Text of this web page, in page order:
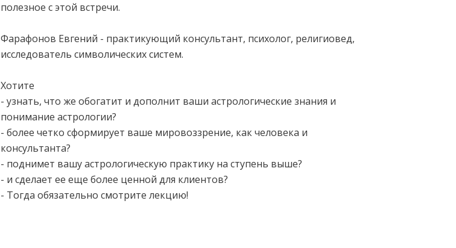
полезное с этой встречи.
Фарафонов Евгений - практикующий консультант, психолог, религиовед,
исследователь символических систем.
Хотите
- узнать, что же обогатит и дополнит ваши астрологические знания и
понимание астрологии?
- более четко сформирует ваше мировоззрение, как человека и
консультанта?
- поднимет вашу астрологическую практику на ступень выше?
- и сделает ее еще более ценной для клиентов?
- Тогда обязательно смотрите лекцию!